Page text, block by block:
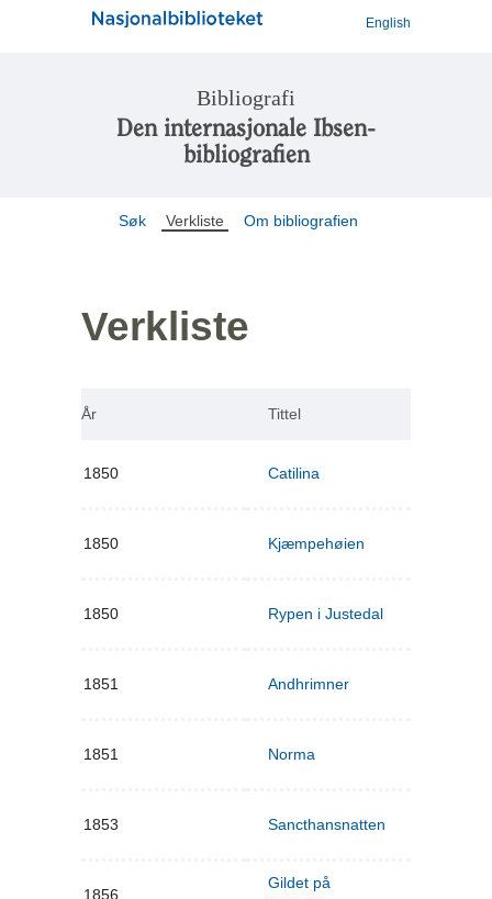
English
Bibliografi
Den internasjonale Ibsen-
bibliografien
Søk Verkliste Om bibliografien
Verkliste
År Tittel
1850 Catilina
1850 Kjæmpehøien
1850 Rypen i Justedal
1851 Andhrimner
1851 Norma
1853 Sancthansnatten
1856
Gildet på